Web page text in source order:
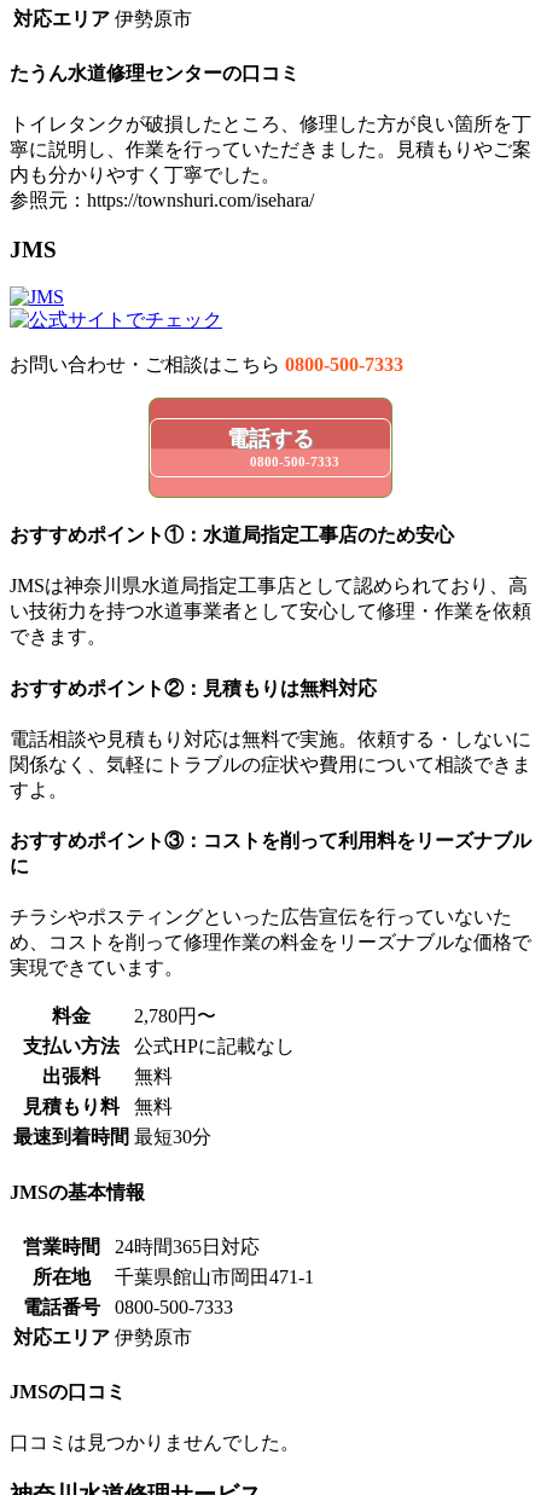
対応エリア 伊勢原市
たうん水道修理センターの口コミ
トイレタンクが破損したところ、修理した方が良い箇所を丁
寧に説明し、作業を行っていただきました。見積もりやご案
内も分かりやすく丁寧でした。
参照元：https://townshuri.com/isehara/
JMS
お問い合わせ・ご相談はこちら 0800-500-7333
電話する
0800-500-7333
おすすめポイント①：水道局指定工事店のため安心
JMSは神奈川県水道局指定工事店として認められており、高
い技術力を持つ水道事業者として安心して修理・作業を依頼
できます。
おすすめポイント②：見積もりは無料対応
電話相談や見積もり対応は無料で実施。依頼する・しないに
関係なく、気軽にトラブルの症状や費用について相談できま
すよ。
おすすめポイント③：コストを削って利用料をリーズナブル
に
チラシやポスティングといった広告宣伝を行っていないた
め、コストを削って修理作業の料金をリーズナブルな価格で
実現できています。
料金
2,780円〜
支払い方法
公式HPに記載なし
出張料
無料
見積もり料
無料
最速到着時間 最短30分
JMSの基本情報
営業時間
24時間365日対応
所在地
千葉県館山市岡田471-1
電話番号
0800-500-7333
対応エリア 伊勢原市
JMSの口コミ
口コミは見つかりませんでした。